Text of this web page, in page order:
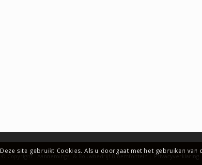
© Copyright - Aannemings- & Bouwbedrijf Bloemfontein | Privacyverklaring
Deze site gebruikt Cookies. Als u doorgaat met het gebruiken